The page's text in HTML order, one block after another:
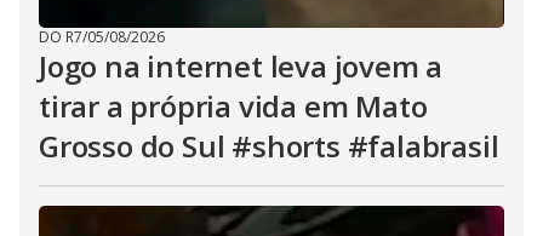
DO R7/05/08/2026
Jogo na internet leva jovem a
tirar a própria vida em Mato
Grosso do Sul #shorts #falabrasil